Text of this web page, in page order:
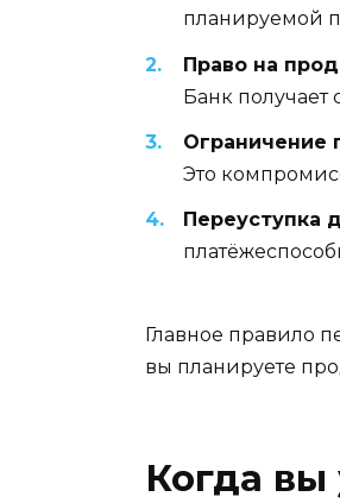
планируемой
Право на
Банк
Ограничение
Это
Переуступка
Главное правило
вы планируете
Когда вы